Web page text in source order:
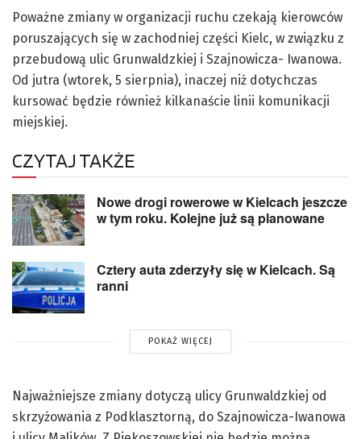
Poważne zmiany w organizacji ruchu czekają kierowców
poruszających się w zachodniej części Kielc, w związku z
przebudową ulic Grunwaldzkiej i Szajnowicza- Iwanowa.
Od jutra (wtorek, 5 sierpnia), inaczej niż dotychczas
kursować będzie również kilkanaście linii komunikacji
miejskiej.
CZYTAJ TAKŻE
Nowe drogi rowerowe w Kielcach jeszcze
w tym roku. Kolejne już są planowane
Cztery auta zderzyły się w Kielcach. Są
ranni
POKAŻ WIĘCEJ
Najważniejsze zmiany dotyczą ulicy Grunwaldzkiej od
skrzyżowania z Podklasztorną, do Szajnowicza-Iwanowa